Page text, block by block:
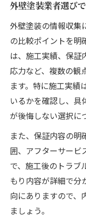
外壁塗装業者選び
外壁塗装の情報収集
の比較ポイントを明
は、施工実績、保証
応力など、複数の観
ます。特に施工実績
いるかを確認し、具
が後悔しない選択に
また、保証内容の明
囲、アフターサービ
で、施工後のトラブ
もり内容が詳細で分
向にありますので、
ましょう。